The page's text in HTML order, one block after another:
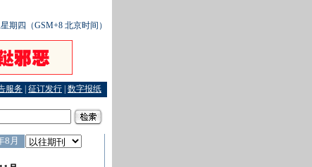
期四（GSM+8 北京时间）
服务 征订发行 数字报纸